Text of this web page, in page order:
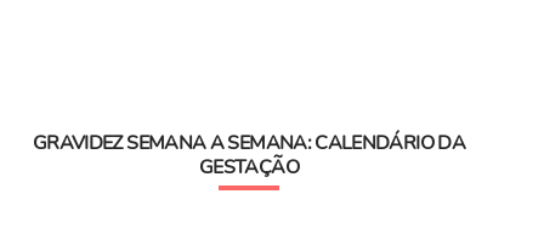
GRAVIDEZ SEMANA A SEMANA: CALENDÁRIO DA
GESTAÇÃO